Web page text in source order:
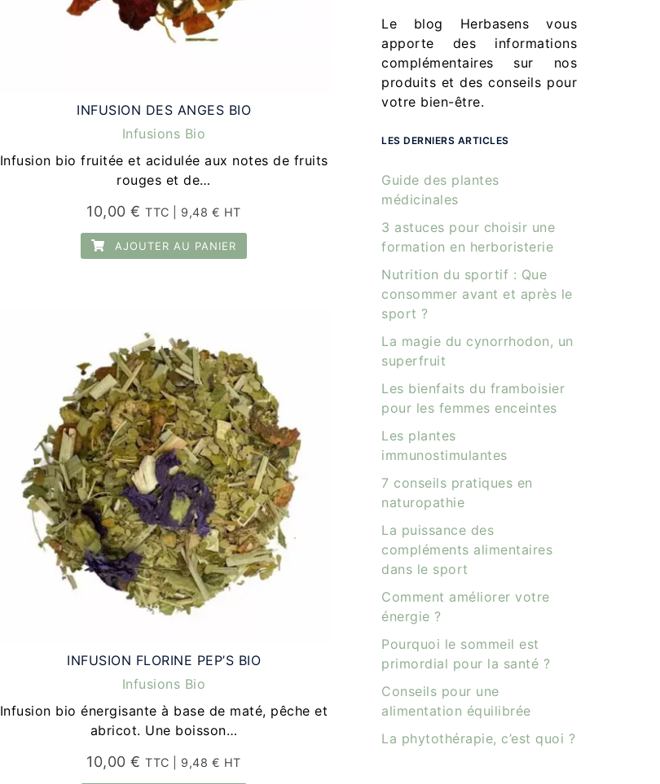
INFUSION DES ANGES BIO
Infusions Bio
Infusion bio fruitée et acidulée aux notes de fruits
rouges et de…
10,00€ TTC | 9,48 € HT
AJOUTER AU PANIER
INFUSION FLORINE PEP’S BIO
Infusions Bio
Infusion bio énergisante à base de maté, pêche et
abricot. Une boisson…
10,00€ TTC | 9,48 € HT
Le blog Herbasens vous
apporte des informations
complémentaires sur nos
produits et des conseils pour
votre bien-être.
LES DERNIERS ARTICLES
Guide des plantes
médicinales
3 astuces pour choisir une
formation en herboristerie
Nutrition du sportif : Que
consommer avant et après le
sport ?
La magie du cynorrhodon, un
superfruit
Les bienfaits du framboisier
pour les femmes enceintes
Les plantes
immunostimulantes
7 conseils pratiques en
naturopathie
La puissance des
compléments alimentaires
dans le sport
Comment améliorer votre
énergie ?
Pourquoi le sommeil est
primordial pour la santé ?
Conseils pour une
alimentation équilibrée
La phytothérapie, c’est quoi ?